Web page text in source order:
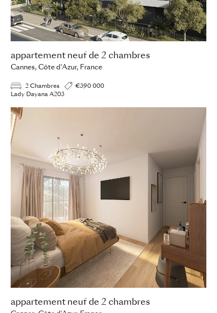
appartement neuf de 2 chambres
Cannes, Côte d'Azur, France
2 Chambres
€390 000
Lady Dayana A203
appartement neuf de 2 chambres